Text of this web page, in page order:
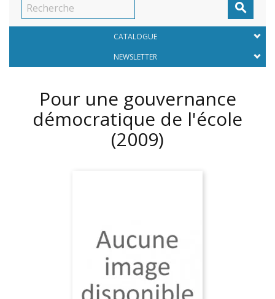

CATALOGUE
NEWSLETTER
Pour une gouvernance
démocratique de l'école
(2009)